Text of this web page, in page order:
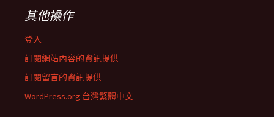
其他操作
登入
訂閱網站內容的資訊提供
訂閱留言的資訊提供
WordPress.org 台灣繁體中文